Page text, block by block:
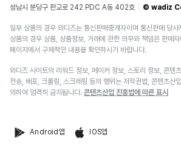
성남시 분당구 판교로 242 PDC A동 402호
© wadiz
일부 상품의 경우 와디즈는 통신판매중개자이며 통신판매 당
상품의 경우 상품, 상품정보, 거래에 관한 의무와 책임은 판매
페이지에서 구체적인 내용을 확인하시기 바랍니다.
와디즈 사이트의 리워드 정보, 메이커 정보, 스토리 정보, 콘텐
전송, 배포, 크롤링, 스크래핑 등의 행위는 저작권법, 콘텐츠산
의하여 엄격히 금지됩니다. 콘텐츠산업 진흥법에 따른 표시
Android앱 IOS앱